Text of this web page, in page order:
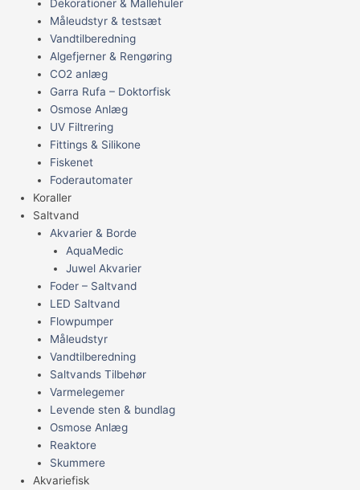
Dekorationer & Mallehuler
Måleudstyr & testsæt
Vandtilberedning
Algefjerner & Rengøring
CO2 anlæg
Garra Rufa – Doktorfisk
Osmose Anlæg
UV Filtrering
Fittings & Silikone
Fiskenet
Foderautomater
Koraller
Saltvand
Akvarier & Borde
AquaMedic
Juwel Akvarier
Foder – Saltvand
LED Saltvand
Flowpumper
Måleudstyr
Vandtilberedning
Saltvands Tilbehør
Varmelegemer
Levende sten & bundlag
Osmose Anlæg
Reaktore
Skummere
Akvariefisk